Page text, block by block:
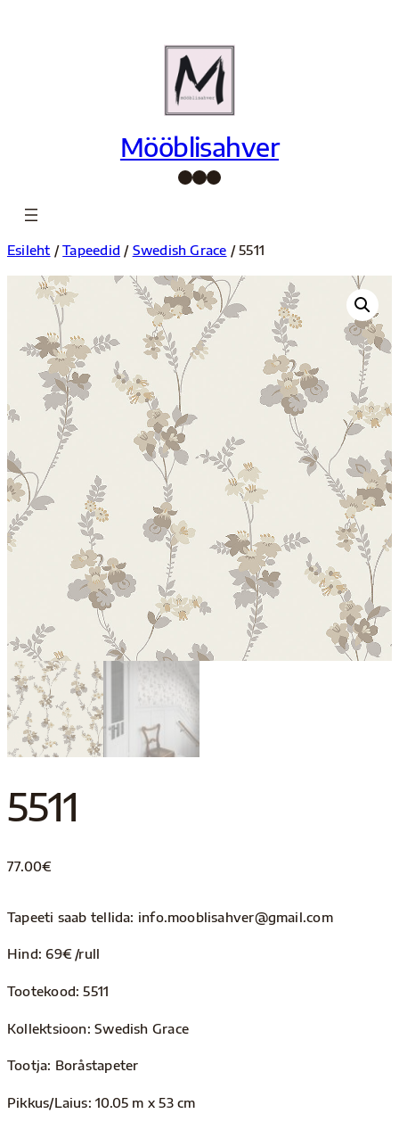
Mööblisahver
Facebook InstagramPinterest
Esileht /Tapeedid / Swedish Grace / 5511
5511
77.00€
Tapeeti saab tellida: info.mooblisahver@gmail.com
Hind: 69€ /rull
Tootekood: 5511
Kollektsioon: Swedish Grace
Tootja: Boråstapeter
Pikkus/Laius: 10.05 m x 53 cm